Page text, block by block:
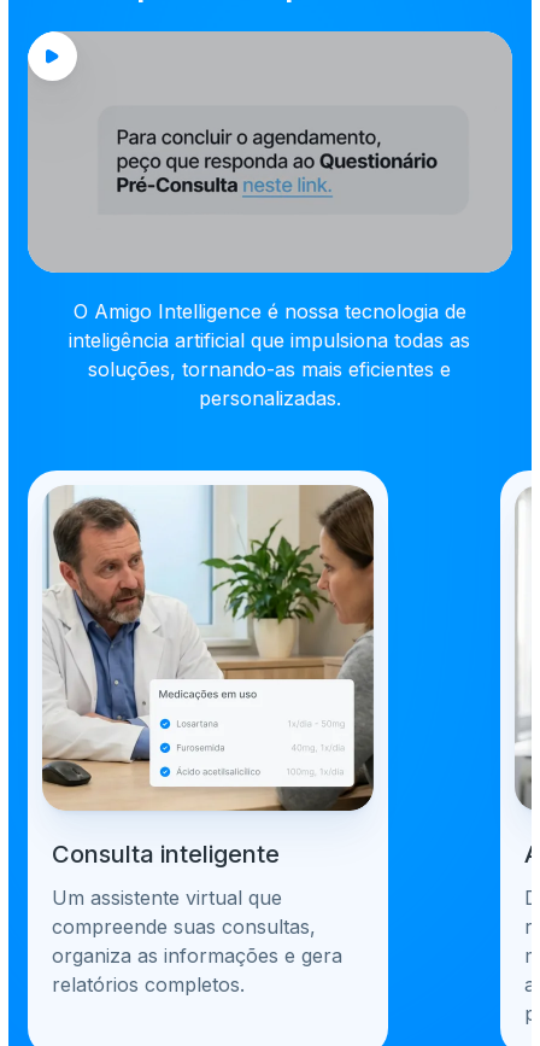
O Amigo Intelligence é nossa tecnologia de
inteligência artificial que impulsiona todas as
soluções, tornando-as mais eficientes e
personalizadas.
Consulta inteligente
Um assistente virtual que
compreende suas consultas,
organiza as informações e gera
relatórios completos.